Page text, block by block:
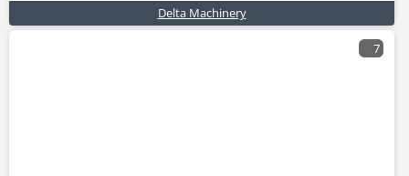
Delta Machinery
7